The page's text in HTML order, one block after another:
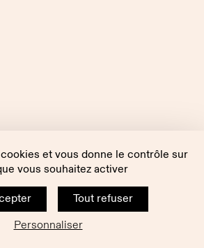
et vous donne le contrôle sur
vous souhaitez activer
Tout refuser
Personnaliser